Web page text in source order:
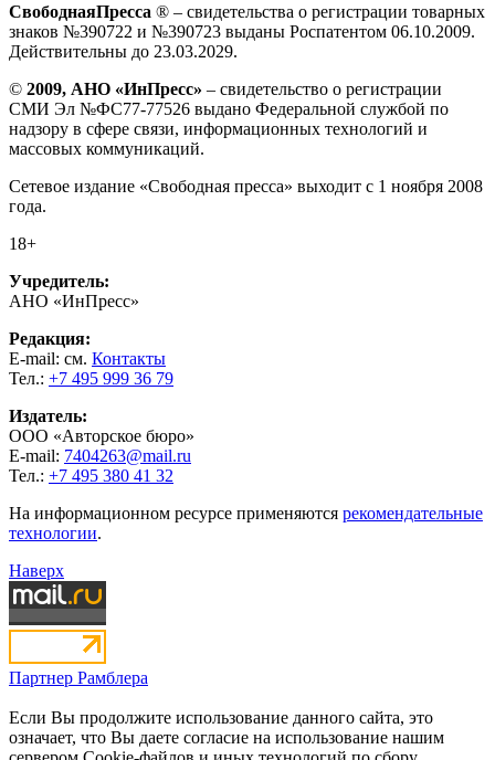
СвободнаяПресса ® – свидетельства о регистрации товарных
знаков №390722 и №390723 выданы Роспатентом 06.10.2009.
Действительны до 23.03.2029.
© 2009, АНО «ИнПресс» – свидетельство о регистрации
СМИ Эл №ФС77-77526 выдано Федеральной службой по
надзору в сфере связи, информационных технологий и
массовых коммуникаций.
Сетевое издание «Свободная пресса» выходит с 1 ноября 2008
года.
18+
Учредитель:
АНО «ИнПресс»
Редакция:
E-mail: см. Контакты
Тел.: +7 495 999 36 79
Издатель:
ООО «Авторское бюро»
E-mail: 7404263@mail.ru
Тел.: +7 495 380 41 32
На информационном ресурсе применяются рекомендательные
технологии.
Наверх
Партнер Рамблера
Если Вы продолжите использование данного сайта, это
означает, что Вы даете согласие на использование нашим